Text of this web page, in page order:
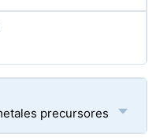
precursores